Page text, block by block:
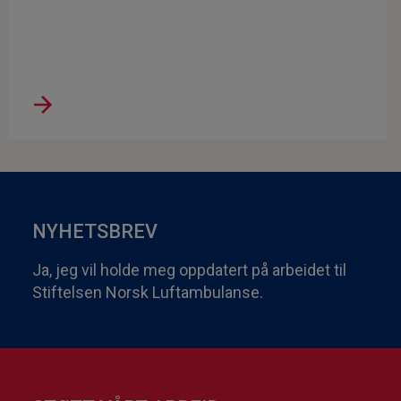
NYHETSBREV
Ja, jeg vil holde meg oppdatert på arbeidet til
Stiftelsen Norsk Luftambulanse.